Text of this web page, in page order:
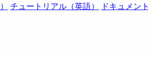
チュートリアル（英語）
ドキュメント